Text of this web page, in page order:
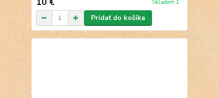
Skladom 1
Pridať do košíka